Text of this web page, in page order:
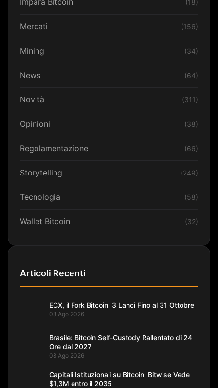
Impara Bitcoin (18)
Mercati (156)
Mining (34)
News (64)
Novità (311)
Opinioni (38)
Regolamentazione (66)
Storytelling (249)
Tecnologia (58)
Wallet Bitcoin (32)
Articoli Recenti
ECX, il Fork Bitcoin: 3 Lanci Fino al 31 Ottobre
08 Ago 2026
Brasile: Bitcoin Self-Custody Rallentato di 24
Ore dal 2027
08 Ago 2026
Capitali Istituzionali su Bitcoin: Bitwise Vede
$1,3M entro il 2035